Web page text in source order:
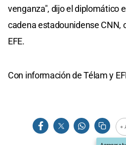
venganza", dijo el diplomático
cadena estadounidense CNN,
EFE.
Con información de Télam y
+